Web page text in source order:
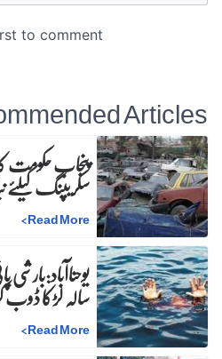
Articles
پنجاب حکومت
سکریپنگ کیلئے
Read More
>
سالہ لڑکا
Read More
>